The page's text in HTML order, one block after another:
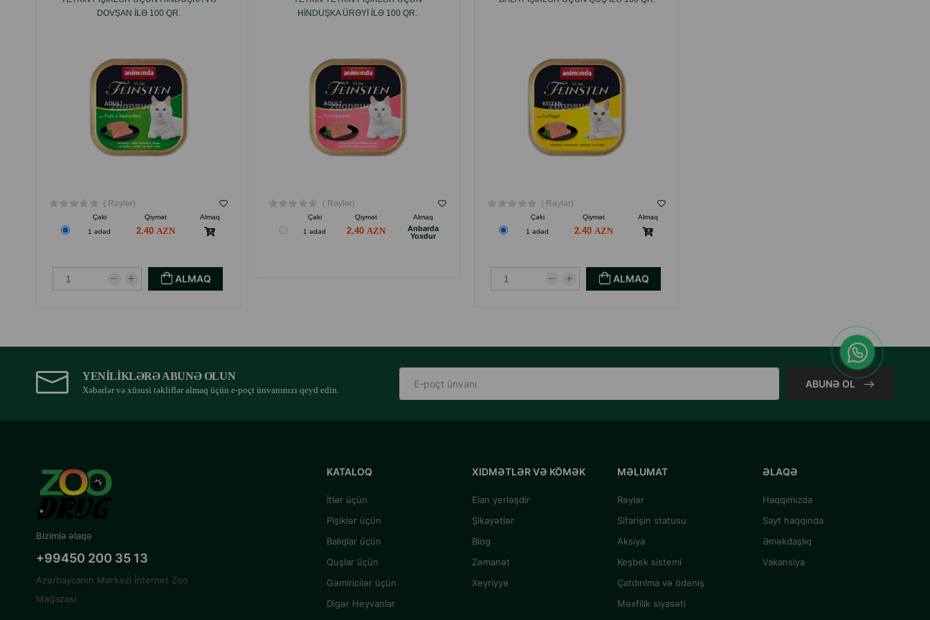
DOVŞAN ILƏ 100 QR.
( Rəylər)
Çəki Qiymət
Almaq
1 ədəd
2.40
ALMAQ
HINDUŞKA ÜRƏYI ILƏ 100 QR.
( Rəylər)
Çəki Qiymət
Almaq
1 ədəd
2.40
Anbarda
Yoxdur
( Rəylər)
Çəki Qiymət
Almaq
1 ədəd
2.40
ALMAQ
YENILIKLƏRƏ ABUNƏ OLUN
Xəbərlər və xüsusi təkliflər almaq üçün e-poçt ünvanınızı qeyd edin.
ABUNƏ OL
Bizimlə əlaqə
+99450 200 35 13
Azərbaycanın Mərkəzi İnternet Zoo
Mağazası
KATALOQ
İtlər üçün
Pişiklər üçün
Balıqlar üçün
Quşlar üçün
Gəmiricilər üçün
Digər Heyvanlar
XIDMƏTLƏR VƏ KÖMƏK
Elan yerləşdir
Şikayətlər
Blog
Zəmanət
Xeyriyyə
MƏLUMAT
Rəylər
Sifarişin statusu
Aksiya
Keşbek sistemi
Çatdırılma və ödəniş
Məxfilik siyasəti
ƏLAQƏ
Haqqımızda
Sayt haqqında
Əməkdaşlıq
Vakansiya